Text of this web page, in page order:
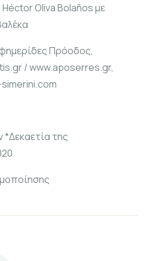
Héctor Oliva Bolaños με
Πρόοδος,
/ www.aposerres.gr,
*Δεκαετία της